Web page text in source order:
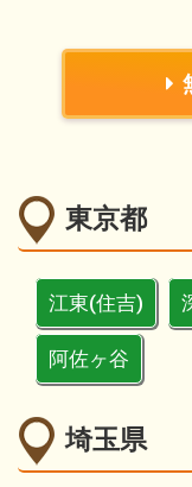
東京都
江東(住吉)
阿佐ヶ谷
埼玉県